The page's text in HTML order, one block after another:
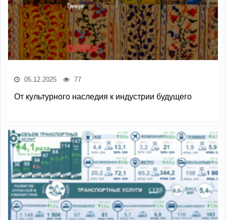
05.12.2025 77
От культурного наследия к индустрии будущего